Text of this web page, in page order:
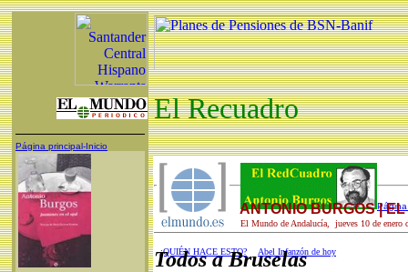
Página principal-Inicio
El Recuadro
El Mundo de Andalucía, jueves 10 de enero
¿QUIÉN HACE ESTO? Abel Infanzón de hoy
ANTONIO BURGOS |
Todos a Bruselas